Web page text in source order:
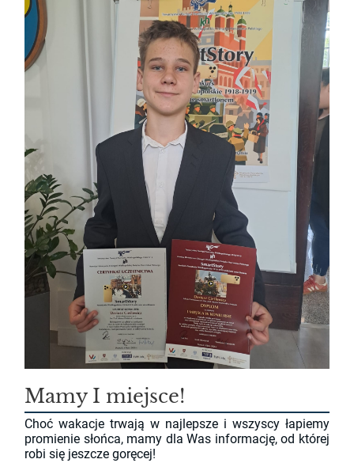
Mamy I miejsce!
Choć wakacje trwają w najlepsze i wszyscy łapiemy
promienie słońca, mamy dla Was informację, od której
robi się jeszcze goręcej!